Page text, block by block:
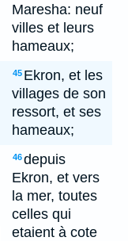
Maresha: neuf
villes et leurs
hameaux;
45 Ekron, et les
villages de son
ressort, et ses
hameaux;
46depuis
Ekron, et vers
la mer, toutes
celles qui
etaient à cote